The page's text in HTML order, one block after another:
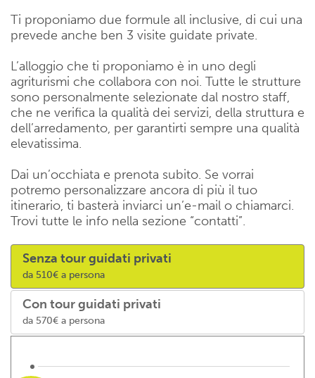
Ti proponiamo due formule all inclusive, di cui una
prevede anche ben 3 visite guidate private.
L’alloggio che ti proponiamo è in uno degli
agriturismi che collabora con noi. Tutte le strutture
sono personalmente selezionate dal nostro staff,
che ne verifica la qualità dei servizi, della struttura e
dell’arredamento, per garantirti sempre una qualità
elevatissima.
Dai un’occhiata e prenota subito. Se vorrai
potremo personalizzare ancora di più il tuo
itinerario, ti basterà inviarci un’e-mail o chiamarci.
Trovi tutte le info nella sezione “contatti”.
Senza tour guidati privati
da 510€ a persona
Con tour guidati privati
da 570€ a persona